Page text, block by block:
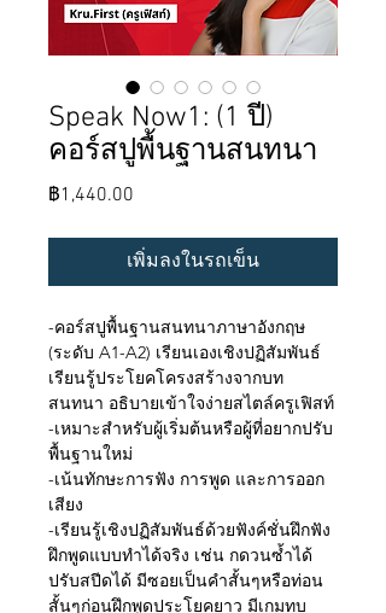
Speak Now1: (1 ปี)
คอร์สปูพื้นฐานสนทนา
฿1,440.00
เพิ่มลงในรถเข็น
-คอร์สปูพื้นฐานสนทนาภาษาอังกฤษ
(ระดับ A1-A2) เรียนเองเชิงปฏิสัมพันธ์
เรียนรู้ประโยคโครงสร้างจากบท
สนทนา อธิบายเข้าใจง่ายสไตล์ครูเฟิสท์
-เหมาะสำหรับผู้เริ่มต้นหรือผู้ที่อยากปรับ
พื้นฐานใหม่
-เน้นทักษะการฟัง การพูด และการออก
เสียง
-เรียนรู้เชิงปฏิสัมพันธ์ด้วยฟังค์ชั่นฝึกฟัง
ฝึกพูดแบบทำได้จริง เช่น กดวนซ้ำได้
ปรับสปีดได้ มีซอยเป็นคำสั้นๆหรือท่อน
สั้นๆก่อนฝึกพูดประโยคยาว มีเกมทบ